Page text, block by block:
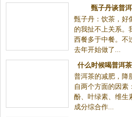
甄子丹谈普
甄子丹：饮茶，好
的我扯不上关系。
西餐多于中餐。不
去年开始做了...
什么时候喝普洱
普洱茶的减肥，降
自两个方面的因素
酚、叶绿素、维生
成分综合作...